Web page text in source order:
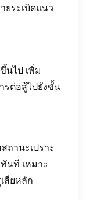
ยระเบิดแนว
นไป เพิ่ม
รต่อสู้ไปยังขั้น
ถานะเปราะ
นที เหมาะ
สียหลัก